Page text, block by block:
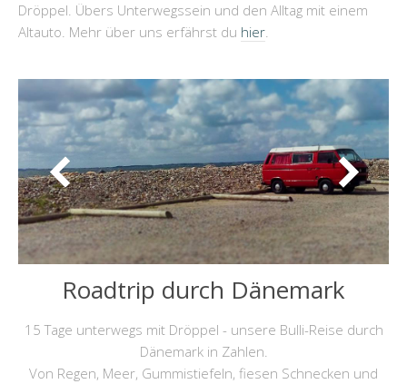
Dröppel. Übers Unterwegssein und den Alltag mit einem
Altauto. Mehr über uns erfährst du hier
Roadtrip durch Dänemark
15 Tage unterwegs mit Dröppel - unsere Bulli-Reise durch
Dänemark in Zahlen.
Von Regen, Meer, Gummistiefeln, fiesen Schnecken und